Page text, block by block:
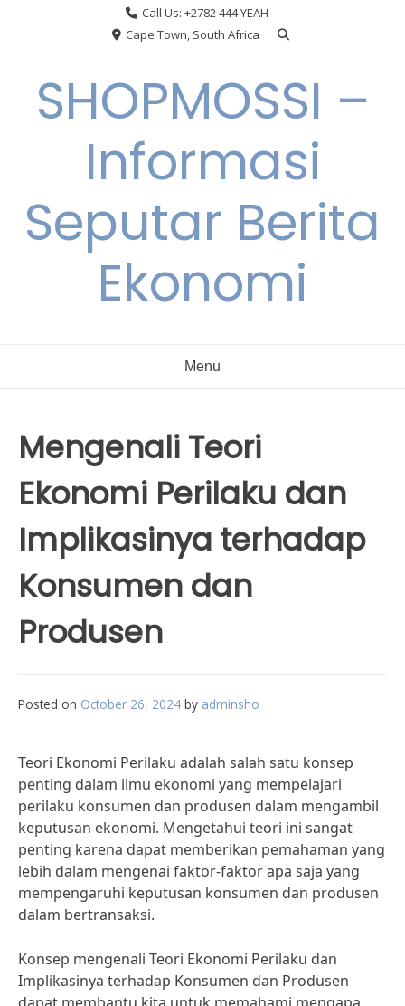
Call Us: +2782 444 YEAH
Cape Town, South Africa
SHOPMOSSI –
Informasi
Seputar Berita
Ekonomi
Menu
Mengenali Teori
Ekonomi Perilaku dan
Implikasinya terhadap
Konsumen dan
Produsen
Posted on October 26, 2024 by adminsho
Teori Ekonomi Perilaku adalah salah satu konsep
penting dalam ilmu ekonomi yang mempelajari
perilaku konsumen dan produsen dalam mengambil
keputusan ekonomi. Mengetahui teori ini sangat
penting karena dapat memberikan pemahaman yang
lebih dalam mengenai faktor-faktor apa saja yang
mempengaruhi keputusan konsumen dan produsen
dalam bertransaksi.
Konsep mengenali Teori Ekonomi Perilaku dan
Implikasinya terhadap Konsumen dan Produsen